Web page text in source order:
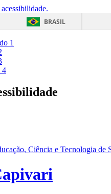
BRASIL
1
4
Ciência e Tecnologia de